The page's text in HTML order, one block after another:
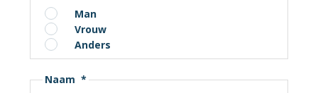
Man
Vrouw
Anders
Naam *